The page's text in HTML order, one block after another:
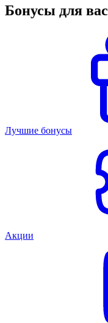
Бонусы для вас
Лучшие бонусы
Акции